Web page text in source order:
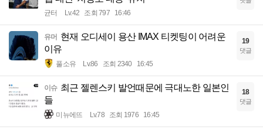
균터 Lv.42 조회 797 16:46
유머 현재 오디세이 용산 IMAX 티켓팅이 어려운
이유
풀소유 Lv.86 조회 2340 16:45
19
댓글
이슈 최근 젤렌스키 발언때문에 극대노한 일본인
들
미뉴에뜨 Lv.78 조회 1976 16:45
18
댓글